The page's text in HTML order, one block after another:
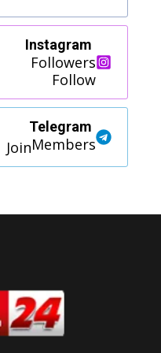
Instagram
Followers
Follow
Telegram
Members
Join